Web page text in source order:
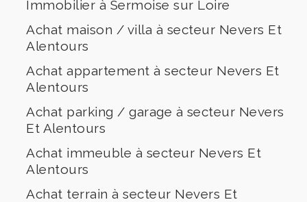
Immobilier à Sermoise sur Loire
Achat maison / villa à secteur Nevers Et
Alentours
Achat appartement à secteur Nevers Et
Alentours
Achat parking / garage à secteur Nevers
Et Alentours
Achat immeuble à secteur Nevers Et
Alentours
Achat terrain à secteur Nevers Et